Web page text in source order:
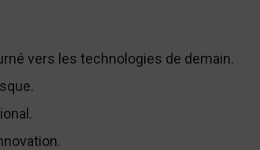
vers les technologies de demain.